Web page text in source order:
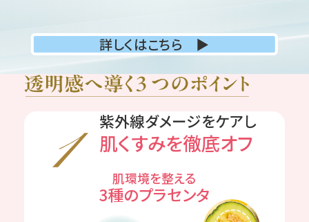
詳しくはこちら ▶
紫外線ダメージをケアし
肌くすみを徹底オフ
肌環境を整える
3種のプラセンタ